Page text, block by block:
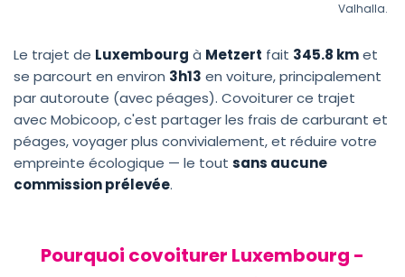
Valhalla.
Le trajet de Luxembourg à Metzert fait 345.8 kmet
se parcourt en environ 3h13 en voiture, principalement
par autoroute (avec péages). Covoiturer ce trajet
avec Mobicoop, c'est partager les frais de carburant et
péages, voyager plus convivialement, et réduire votre
empreinte écologique — le tout sans aucune
commission prélevée.
Pourquoi covoiturer Luxembourg -